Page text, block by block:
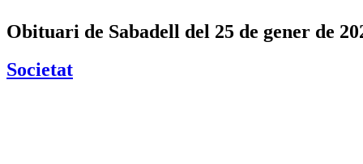
Obituari de Sabadell del 25 de gener de
Societat